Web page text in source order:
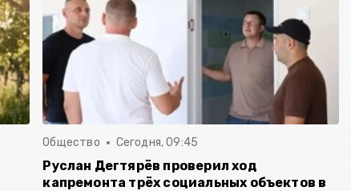
Общество Сегодня, 09:45
Руслан Дегтярёв проверил ход
капремонта трёх социальных объектов в